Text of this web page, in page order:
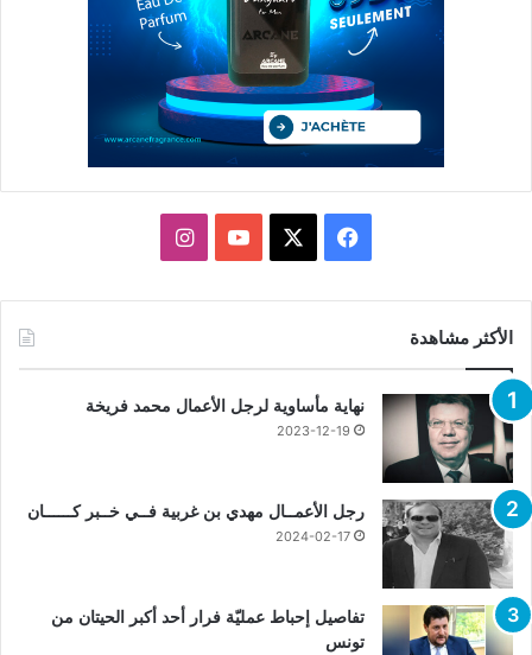
فيسبوك يوتيوبانستقرام
الأكثر مشاهدة
نهاية مأساوية لرجل الأعمال محمد فريخة
2023-12-19
رجل الأعمــال مهدي بن غربية فــي خــبر كــــــان
2024-02-17
تفاصيل إحباط عمليّة فرار أحد أكبر الحيتان من
تونس